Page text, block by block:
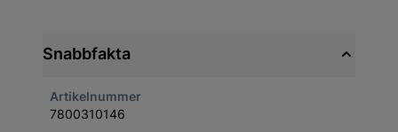
Snabbfakta
Artikelnummer
7800310146